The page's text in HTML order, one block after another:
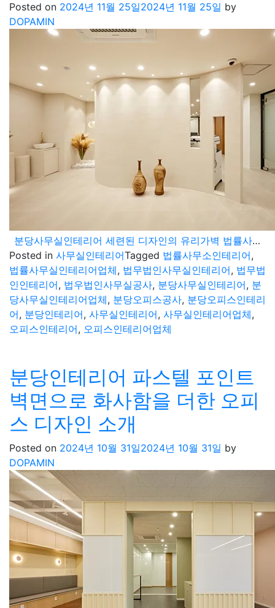
Posted on 2024년 11월 25일2024년 11월 25일 by
DOPAMIN
분당사무실인테리어 세련된 디자인의 유리가벽 법률사무소 포트폴리오
Posted in 사무실인테리어Tagged 법률사무소인테리어,
법률사무실인테리어업체, 법무법인사무실인테리어, 법무법
인인테리어, 법우법인사무실공사, 분당사무실인테리어, 분
당사무실인테리어업체, 분당오피스공사, 분당오피스인테리
어, 분당인테리어, 사무실인테리어, 사무실인테리어업체,
오피스인테리어, 오피스인테리어업체
분당인테리어 파스텔 포인트
벽면으로 화사함을 더한 오피
스 디자인 소개
Posted on 2024년 10월 31일2024년 10월 31일 by
DOPAMIN